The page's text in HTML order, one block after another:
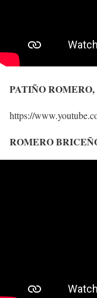
PATIÑO
https://
ROMERO